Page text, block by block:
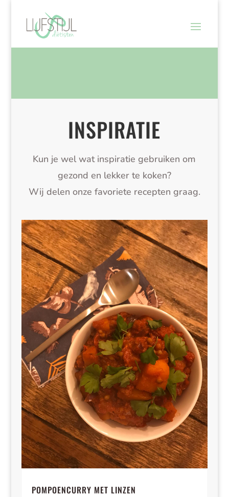
INSPIRATIE
Kun je wel wat inspiratie gebruiken om
gezond en lekker te koken?
Wij delen onze favoriete recepten graag.
POMPOENCURRY MET LINZEN